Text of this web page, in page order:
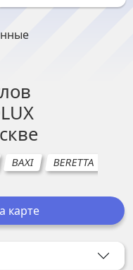
BAXI BERETTA
карте